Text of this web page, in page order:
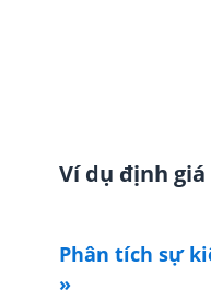
Ví dụ định giá
Phân tích sự
»